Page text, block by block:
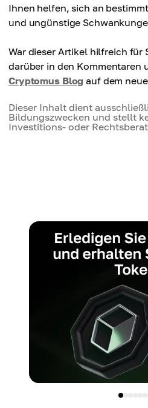
Ihnen helfen, sich an
und ungünstige
War dieser Artikel hilfreich für
darüber in den Kommentaren
Cryptomus Blog auf dem
Dieser Inhalt dient
Bildungszwecken und stellt
Investitions- oder